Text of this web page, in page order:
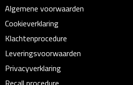
Outdoor & Vrije Tijd
Camping
Camping hulpmiddelen
Algemene voorwaarden
Cookieverklaring
Klachtenprocedure
Leveringsvoorwaarden
Privacyverklaring